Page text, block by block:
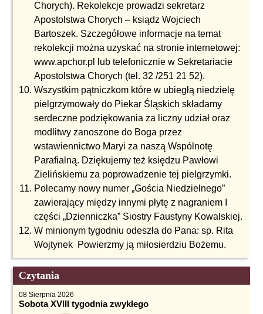
Chorych). Rekolekcje prowadzi sekretarz
Apostolstwa Chorych – ksiądz Wojciech
Bartoszek. Szczegółowe informacje na temat
rekolekcji można uzyskać na stronie internetowej:
www.apchor.pl lub telefonicznie w Sekretariacie
Apostolstwa Chorych (tel. 32 /251 21 52).
Wszystkim pątniczkom które w ubiegłą niedzielę
pielgrzymowały do Piekar Śląskich składamy
serdeczne podziękowania za liczny udział oraz
modlitwy zanoszone do Boga przez
wstawiennictwo Maryi za naszą Wspólnotę
Parafialną. Dziękujemy też księdzu Pawłowi
Zielińskiemu za poprowadzenie tej pielgrzymki.
Polecamy nowy numer „Gościa Niedzielnego”
zawierający między innymi płytę z nagraniem I
części „Dzienniczka” Siostry Faustyny Kowalskiej.
W minionym tygodniu odeszła do Pana: sp. Rita
Wojtynek Powierzmy ją miłosierdziu Bożemu.
Czytania
08 Sierpnia 2026
Sobota XVIII tygodnia zwykłego